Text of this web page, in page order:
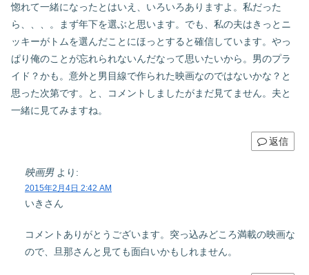
惚れて一緒になったとはいえ、いろいろありますよ。私だった
ら、、、。まず年下を選ぶと思います。でも、私の夫はきっとニ
ッキーがトムを選んだことにほっとすると確信しています。やっ
ぱり俺のことが忘れられないんだなって思いたいから。男のプラ
イド？かも。意外と男目線で作られた映画なのではないかな？と
思った次第です。と、コメントしましたがまだ見てません。夫と
一緒に見てみますね。
返信
映画男 より:
2015年2月4日 2:42 AM
いきさん
コメントありがとうございます。突っ込みどころ満載の映画な
ので、旦那さんと見ても面白いかもしれません。